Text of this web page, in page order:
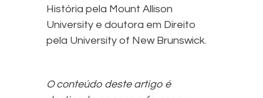
História pela Mount Allison
University e doutora em Direito
pela University of New Brunswick.
O conteúdo deste artigo é